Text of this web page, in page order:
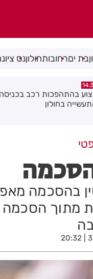
בת יםרחובותחולוןנס
ואתניקס הרימו את
בהסכמה
הסכמה